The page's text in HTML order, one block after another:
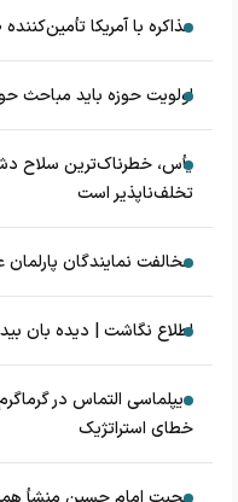
مذاکره با آمریکا
اولویت حوزه باید مباحث
یأس، خطرناک‌ترین سلاح
تخلف‌ناپذیر است
مخالفت نمایندگان پارلمان
اطلاع نگاشت | دیده بان
دیپلماسی التماس در
خطای استراتژیک